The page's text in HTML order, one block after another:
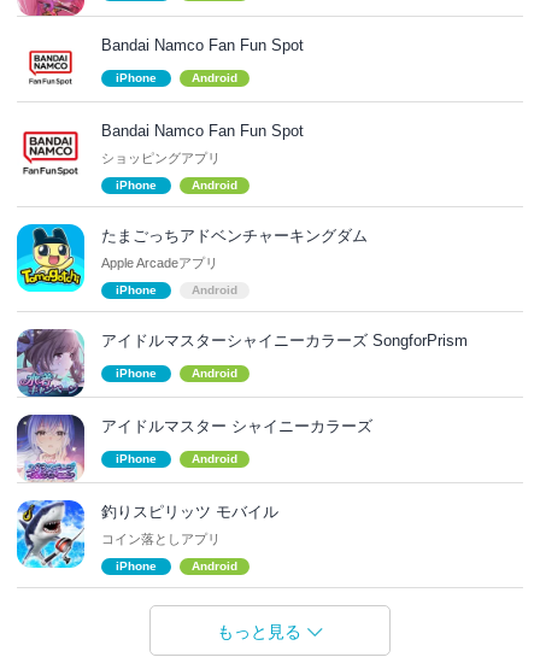
Bandai Namco Fan Fun Spot
iPhone Android
Bandai Namco Fan Fun Spot
ショッピングアプリ
iPhone Android
たまごっちアドベンチャーキングダム
Apple Arcadeアプリ
iPhone Android
アイドルマスターシャイニーカラーズ SongforPrism
iPhone Android
アイドルマスター シャイニーカラーズ
iPhone Android
釣りスピリッツ モバイル
コイン落としアプリ
iPhone Android
もっと見る